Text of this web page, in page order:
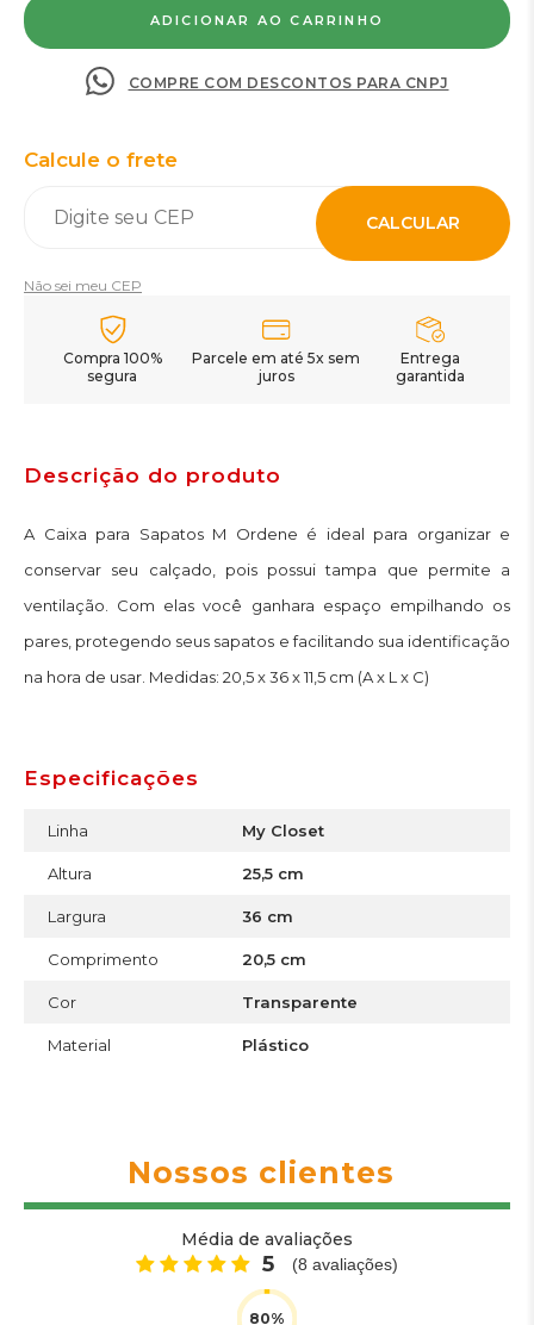
COMPRE COM DESCONTOS PARA CNPJ
Calcule o frete
CALCULAR
Não sei meu CEP
Compra 100%
segura
Parcele em até 5x sem
juros
Entrega
garantida
Descrição do produto
A Caixa para Sapatos M Ordene é ideal para organizar e
conservar seu calçado, pois possui tampa que permite a
ventilação. Com elas você ganhara espaço empilhando os
pares, protegendo seus sapatos e facilitando sua identificação
na hora de usar. Medidas: 20,5 x 36 x 11,5 cm (A x L x C)
Especificações
Linha My Closet
Altura 25,5 cm
Largura 36 cm
Comprimento 20,5 cm
Cor Transparente
Material Plástico
Nossos clientes
Média de avaliações
5 (8 avaliações)